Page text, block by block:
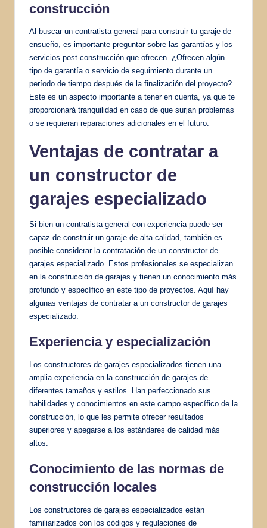
construcción
Al buscar un contratista general para construir tu garaje de
ensueño, es importante preguntar sobre las garantías y los
servicios post-construcción que ofrecen. ¿Ofrecen algún
tipo de garantía o servicio de seguimiento durante un
período de tiempo después de la finalización del proyecto?
Este es un aspecto importante a tener en cuenta, ya que te
proporcionará tranquilidad en caso de que surjan problemas
o se requieran reparaciones adicionales en el futuro.
Ventajas de contratar a
un constructor de
garajes especializado
Si bien un contratista general con experiencia puede ser
capaz de construir un garaje de alta calidad, también es
posible considerar la contratación de un constructor de
garajes especializado. Estos profesionales se especializan
en la construcción de garajes y tienen un conocimiento más
profundo y específico en este tipo de proyectos. Aquí hay
algunas ventajas de contratar a un constructor de garajes
especializado:
Experiencia y especialización
Los constructores de garajes especializados tienen una
amplia experiencia en la construcción de garajes de
diferentes tamaños y estilos. Han perfeccionado sus
habilidades y conocimientos en este campo específico de la
construcción, lo que les permite ofrecer resultados
superiores y apegarse a los estándares de calidad más
altos.
Conocimiento de las normas de
construcción locales
Los constructores de garajes especializados están
familiarizados con los códigos y regulaciones de